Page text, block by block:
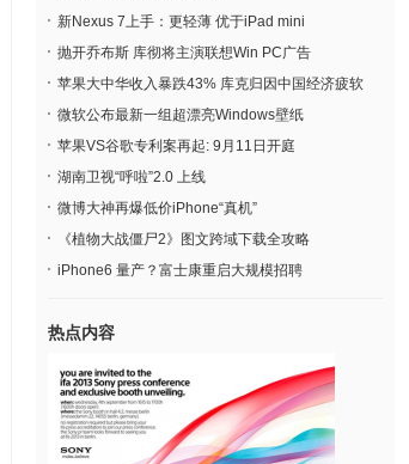
新Nexus 7上手：更轻薄 优于iPad mini
抛开乔布斯 库彻将主演联想Win PC广告
苹果大中华收入暴跌43% 库克归因中国经济疲软
微软公布最新一组超漂亮Windows壁纸
苹果VS谷歌专利案再起: 9月11日开庭
湖南卫视“呼啦”2.0 上线
微博大神再爆低价iPhone“真机”
《植物大战僵尸2》图文跨域下载全攻略
iPhone6 量产？富士康重启大规模招聘
热点内容